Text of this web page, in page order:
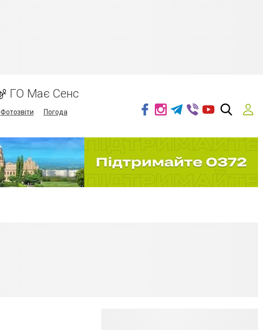
ГО Має Сенс
Фотозвіти
Погода